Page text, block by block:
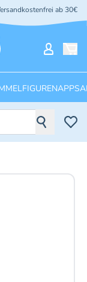
ab 30€
APPS